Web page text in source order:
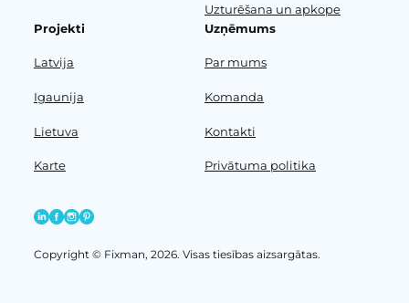
Uzturēšana un apkope
Projekti
Latvija
Igaunija
Lietuva
Karte
Uzņēmums
Par mums
Komanda
Kontakti
Privātuma politika
Copyright © Fixman, 2026. Visas tiesības aizsargātas.